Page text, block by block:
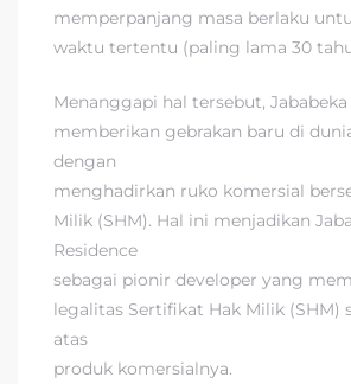
memperpanjang masa berlaku
waktu tertentu (paling lama 30
Menanggapi hal tersebut, Jababeka
memberikan gebrakan baru di
dengan
menghadirkan ruko komersial
Milik (SHM). Hal ini menjadikan
Residence
sebagai pionir developer yang
legalitas Sertifikat Hak Milik (SHM)
atas
produk komersialnya.